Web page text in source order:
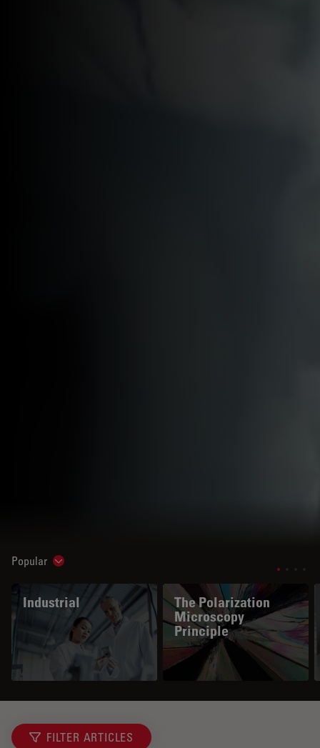
Popular Show subnavigation
Industrial
The Polarization
Microscopy
Principle
FILTER ARTICLES